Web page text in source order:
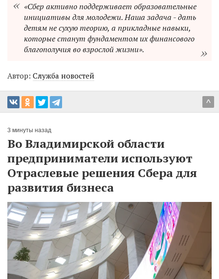
«Сбер активно поддерживает образовательные
инициативы для молодежи. Наша задача - дать
детям не сухую теорию, а прикладные навыки,
которые станут фундаментом их финансового
благополучия во взрослой жизни».
Автор: Служба новостей
^
3 минуты назад
Во Владимирской области
предприниматели используют
Отраслевые решения Сбера для
развития бизнеса